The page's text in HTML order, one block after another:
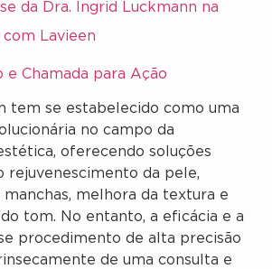
da Dra. Ingrid Luckmann na
com Lavieen
e Chamada para Ação
tem se estabelecido como uma
no campo da
oferecendo soluções
rejuvenescimento da pele,
melhora da textura e
tom. No entanto, a eficácia e a
procedimento de alta precisão
de uma consulta e